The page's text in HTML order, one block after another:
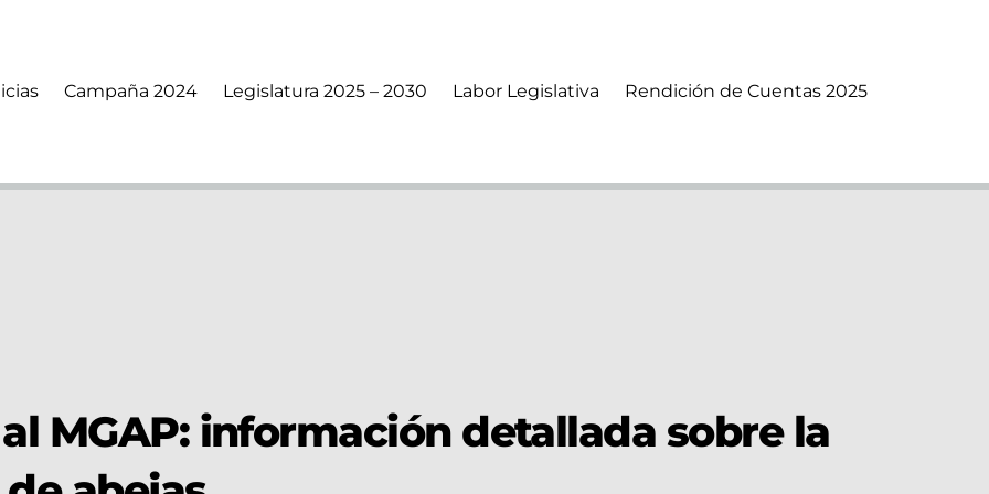
Campaña 2024 Legislatura 2025 – 2030 Labor Legislativa Rendición de Cuentas 2025
MGAP: información detallada sobre la